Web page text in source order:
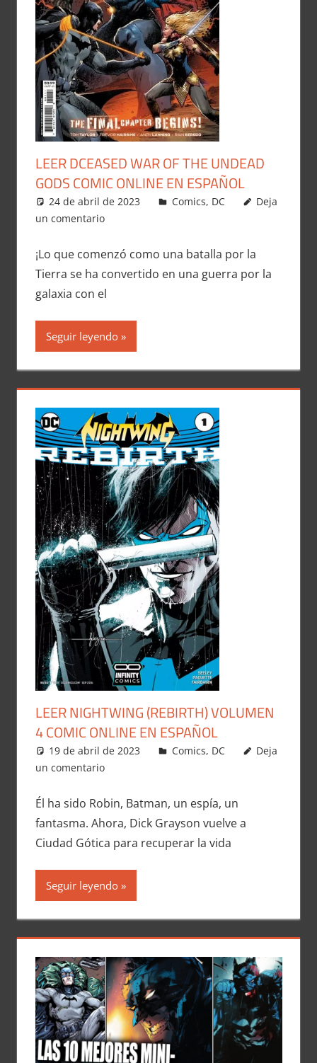
LEER DCEASED WAR OF THE UNDEAD
GODS COMIC ONLINE EN ESPAÑOL
24 de abril de 2023 Carlitox Banana
Comics, DC
Deja
un comentario
¡Lo que comenzó como una batalla por la
Tierra se ha convertido en una guerra por la
galaxia con el
Seguir leyendo
LEER NIGHTWING (REBIRTH) VOLUMEN
4 COMIC ONLINE EN ESPAÑOL
19 de abril de 2023 Carlitox Banana
Comics, DC
Deja
un comentario
Él ha sido Robin, Batman, un espía, un
fantasma. Ahora, Dick Grayson vuelve a
Ciudad Gótica para recuperar la vida
Seguir leyendo